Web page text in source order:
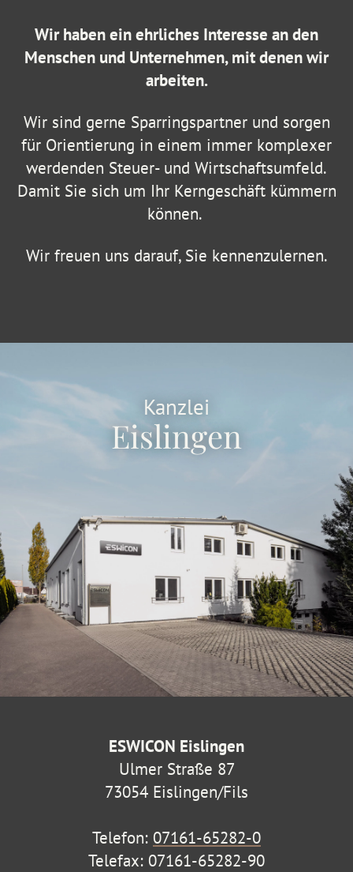
Wir haben ein ehrliches Interesse an den
Menschen und Unternehmen, mit denen wir
arbeiten.
Wir sind gerne Sparringspartner und sorgen
für Orientierung in einem immer komplexer
werdenden Steuer- und Wirtschaftsumfeld.
Damit Sie sich um Ihr Kerngeschäft kümmern
können.
Wir freuen uns darauf, Sie kennenzulernen.
Kanzlei
Eislingen
ESWICON Eislingen
Ulmer Straße 87
73054 Eislingen/Fils
Telefon: 07161-65282-0
Telefax: 07161-65282-90